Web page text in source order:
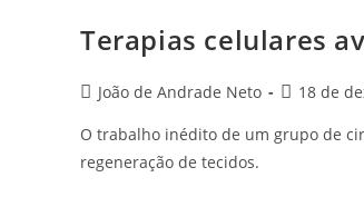
Terapias celulares
PostJoão de Andrade Neto
Post18 de
O trabalho inédito de um grupo de
regeneração de tecidos.